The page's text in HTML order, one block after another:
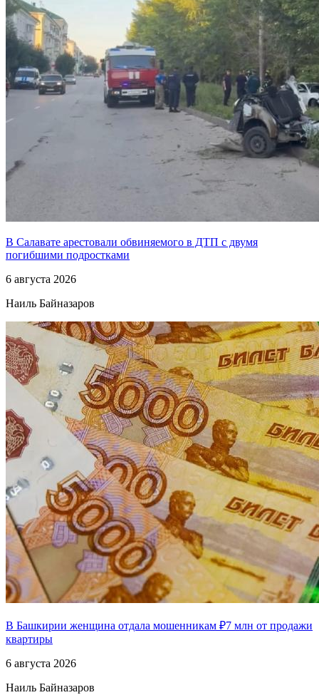
В Салавате арестовали обвиняемого в ДТП с двумя
погибшими подростками
6 августа 2026
Наиль Байназаров
В Башкирии женщина отдала мошенникам ₽7 млн от продажи
квартиры
6 августа 2026
Наиль Байназаров